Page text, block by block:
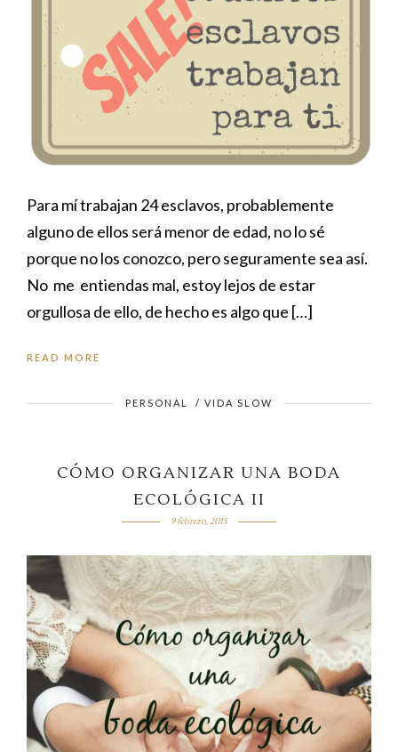
Para mí trabajan 24 esclavos, probablemente
alguno de ellos será menor de edad, no lo sé
porque no los conozco, pero seguramente sea así.
No me entiendas mal, estoy lejos de estar
orgullosa de ello, de hecho es algo que […]
READ MORE
PERSONAL / VIDA SLOW
CÓMO ORGANIZAR UNA BODA
ECOLÓGICA II
9 febrero, 2015